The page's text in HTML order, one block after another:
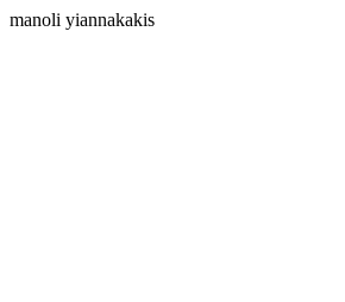
manoli yiannakakis